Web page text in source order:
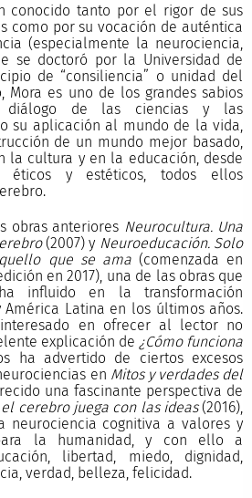
conocido tanto por el rigor de sus
como por su vocación de auténtica
(especialmente la neurociencia,
se doctoró por la Universidad de
de “consiliencia” o unidad del
Mora es uno de los grandes sabios
diálogo de las ciencias y las
su aplicación al mundo de la vida,
de un mundo mejor basado,
la cultura y en la educación, desde
éticos y estéticos, todos ellos
obras anteriores Neurocultura. Una
(2007) y Neuroeducación. Solo
que se ama(comenzada en
en 2017), una de las obras que
influido en la transformación
América Latina en los últimos años.
en ofrecer al lector no
explicación de ¿Cómo funciona
ha advertido de ciertos excesos
en Mitos y verdades del
una fascinante perspectiva de
el cerebro juega con las ideas(2016),
neurociencia cognitiva a valores y
la humanidad, y con ello a
libertad, miedo, dignidad,
verdad, belleza, felicidad.